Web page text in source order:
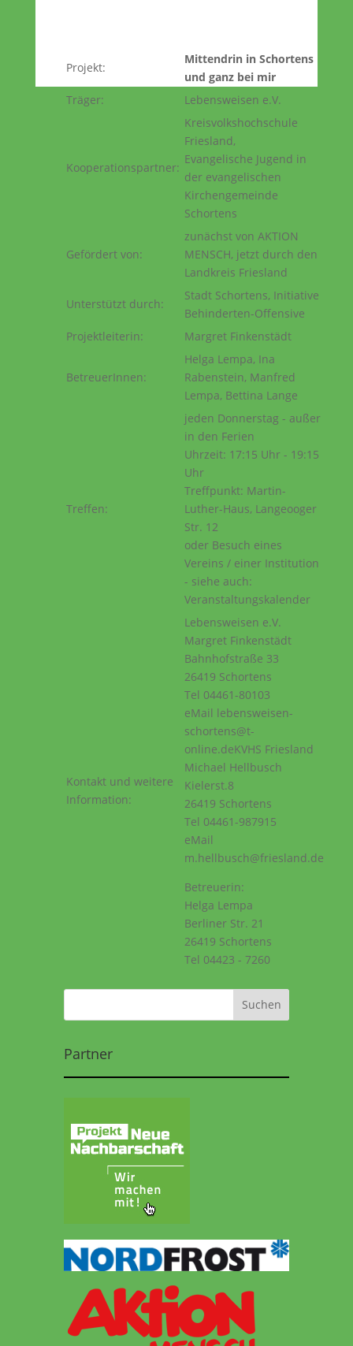
Projekt:
Mittendrin in Schortens
und ganz bei mir
Träger:
Lebensweisen e.V.
Kooperationspartner:
Kreisvolkshochschule
Friesland,
Evangelische Jugend in
der evangelischen
Kirchengemeinde
Schortens
Gefördert von:
zunächst von AKTION
MENSCH, jetzt durch den
Landkreis Friesland
Unterstützt durch:
Stadt Schortens, Initiative
Behinderten-Offensive
Projektleiterin:
Margret Finkenstädt
BetreuerInnen:
Helga Lempa, Ina
Rabenstein, Manfred
Lempa, Bettina Lange
Treffen:
jeden Donnerstag - außer
in den Ferien
Uhrzeit: 17:15 Uhr - 19:15
Uhr
Treffpunkt: Martin-
Luther-Haus, Langeooger
Str. 12
oder Besuch eines
Vereins / einer Institution
- siehe auch:
Veranstaltungskalender
Kontakt und weitere
Information:
Lebensweisen e.V.
Margret Finkenstädt
Bahnhofstraße 33
26419 Schortens
Tel 04461-80103
eMail lebensweisen-
schortens@t-
online.deKVHS Friesland
Michael Hellbusch
Kielerst.8
26419 Schortens
Tel 04461-987915
eMail
m.hellbusch@friesland.de
Betreuerin:
Helga Lempa
Berliner Str. 21
26419 Schortens
Tel 04423 - 7260
Partner